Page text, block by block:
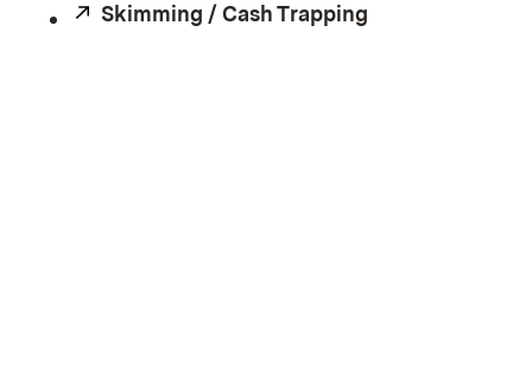
Extern:
Skimming / Cash Trapping